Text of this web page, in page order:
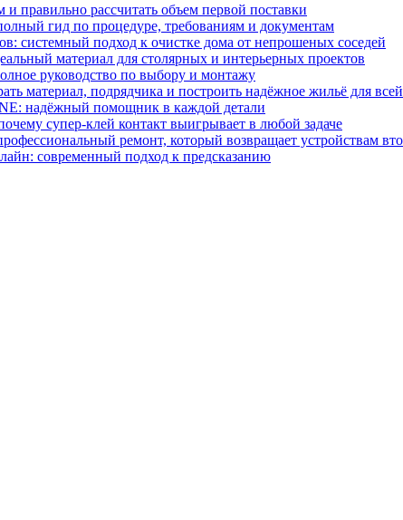
правильно рассчитать объем первой поставки
гид по процедуре, требованиям и документам
системный подход к очистке дома от непрошеных соседей
материал для столярных и интерьерных проектов
руководство по выбору и монтажу
материал, подрядчика и построить надёжное жильё для
надёжный помощник в каждой детали
супер‑клей контакт выигрывает в любой задаче
ремонт, который возвращает устройствам
современный подход к предсказанию